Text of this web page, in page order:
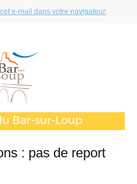
e-mail dans votre navigateur.
: pas de report